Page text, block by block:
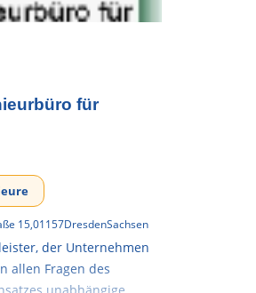
für
15,01157DresdenSachsen
der Unternehmen
allen Fragen des